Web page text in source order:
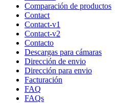
Comparación de productos
Contact
Contact-v1
Contact-v2
Contacto
Descargas para cámaras
Dirección de envio
Dirección para envio
Facturación
FAQ
FAQs